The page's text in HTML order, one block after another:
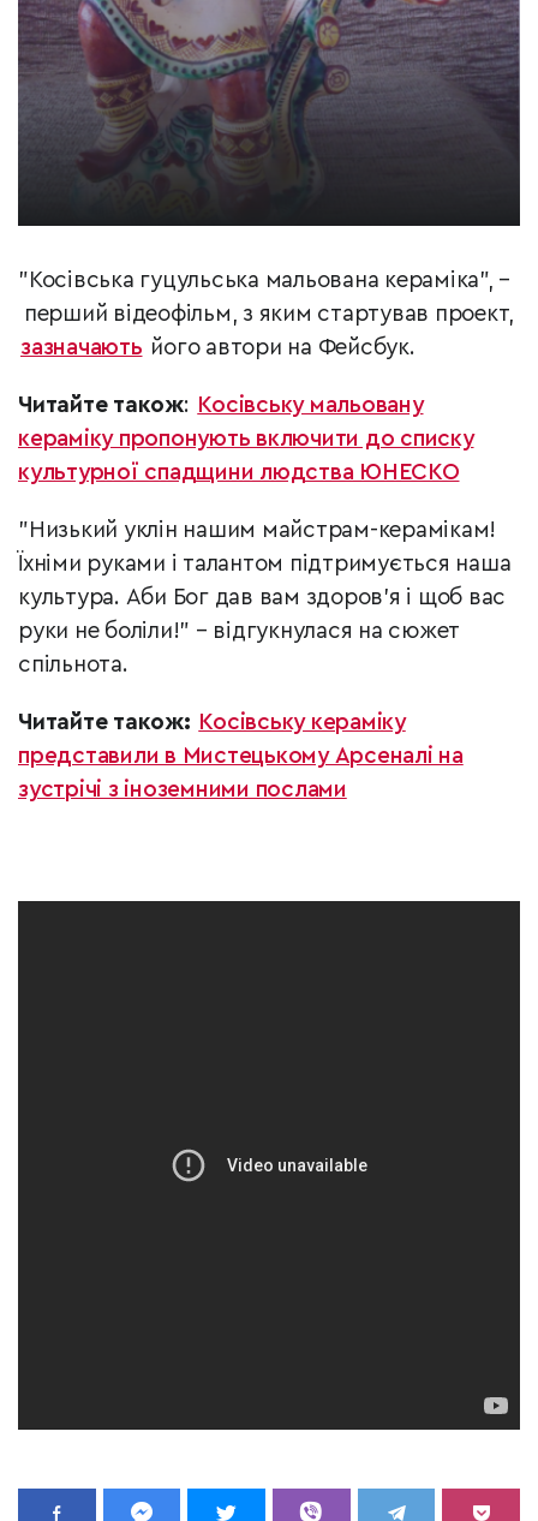
"Косівська гуцульська мальована кераміка", –
перший відеофільм, з яким стартував проект,
зазначають його автори на Фейсбук.
Читайте також: Косівську мальовану
кераміку пропонують включити до списку
культурної спадщини людства ЮНЕСКО
"Низький уклін нашим майстрам-керамікам!
Їхніми руками і талантом підтримується наша
культура. Аби Бог дав вам здоров'я і щоб вас
руки не боліли!" – відгукнулася на сюжет
спільнота.
Читайте також: Косівську кераміку
представили в Мистецькому Арсеналі на
зустрічі з іноземними послами